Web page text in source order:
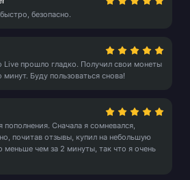
безопасно.
Live прошло гладко. Получил свои монеты
минут. Буду пользоваться снова!
Сначала я сомневался,
почитав отзывы, купил на небольшую
чем за 2 минуты, так что я очень